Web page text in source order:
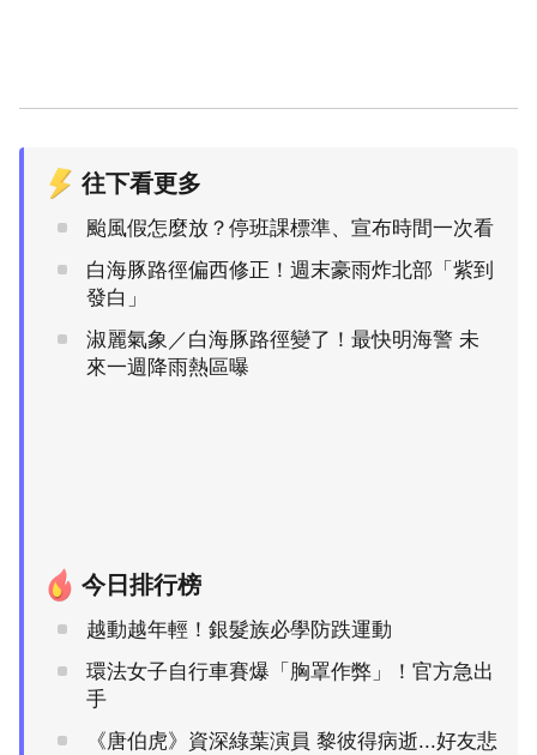
往下看更多
颱風假怎麼放？停班課標準、宣布時間一次看
白海豚路徑偏西修正！週末豪雨炸北部「紫到
發白」
淑麗氣象／白海豚路徑變了！最快明海警 未
來一週降雨熱區曝
今日排行榜
越動越年輕！銀髮族必學防跌運動
環法女子自行車賽爆「胸罩作弊」！官方急出
手
《唐伯虎》資深綠葉演員 黎彼得病逝...好友悲